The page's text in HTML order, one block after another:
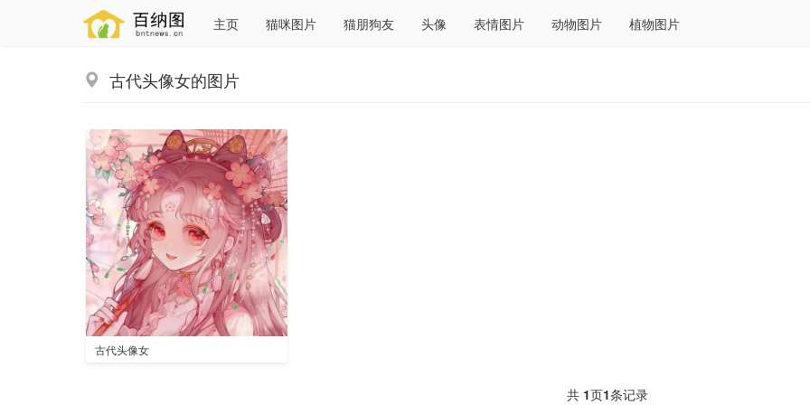
主页 猫咪图片 猫朋狗友 头像 表情图片 动物图片 植物图片
古代头像女的图片
古代头像女
共 1页1条记录